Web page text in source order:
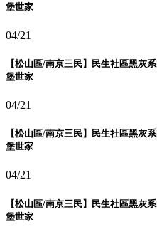
堡世家
04/21
【松山區/南京三民】民生社區黑灰
堡世家
04/21
【松山區/南京三民】民生社區黑灰
堡世家
04/21
【松山區/南京三民】民生社區黑灰
堡世家